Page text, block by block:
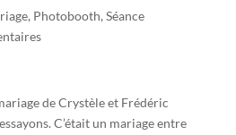
, Photobooth, Séance
de Crystèle et Frédéric
C’était un mariage entre